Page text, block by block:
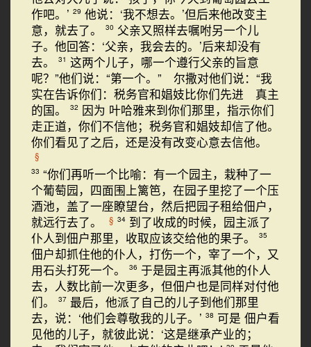
作吧。’ 29 他说：‘我不想去。’但后来他改变主
意，就去了。
30 父亲又照样去嘱咐另一个儿
子。他回答：‘父亲，我会去的。’后来却没有
去。
31 这两个儿子，哪一个遵行父亲的旨意
呢？”他们说：“第一个。” 尔撒对他们说：“我
实在告诉你们：税务官和娼妓比你们先进 真主
的国。
32 因为 叶哈雅来到你们那里，指示你们
走正道，你们不信他；税务官和娼妓却信了他。
你们看见了之后，还是没有改变心意去信他。
§
33 “你们再听一个比喻：有一个园主，栽种了一
个葡萄园，四面围上篱笆，在园子里挖了一个压
酒池，盖了一座瞭望台，然后把园子租给佃户，
就远行去了。
§ 34 到了收成的时候，园主派了
仆人到佃户那里，收取应该交给他的果子。
35
佃户却抓住他的仆人，打伤一个，宰了一个，又
用石头打死一个。
36 于是园主再派其他的仆人
去，人数比前一次更多，但佃户也是同样对付他
们。
37 最后，他派了自己的儿子到他们那里
去，说：‘他们会尊敬我的儿子。’ 38 可是 佃户看
见他的儿子，就彼此说：‘这是继承产业的；